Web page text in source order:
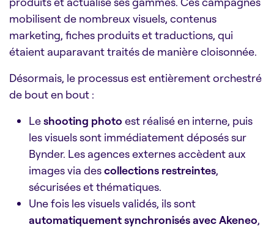
mobilisent de nombreux visuels, contenus
marketing, fiches produits et traductions, qui
étaient auparavant traités de manière cloisonnée.
Désormais, le processus est entièrement orchestré
de bout en bout :
Leshooting photo est réalisé en interne, puis
les visuels sont immédiatement déposés sur
Bynder. Les agences externes accèdent aux
images via descollections restreintes,
sécurisées et thématiques.
Une fois les visuels validés, ils sont
automatiquement synchronisés avec Akeneo,